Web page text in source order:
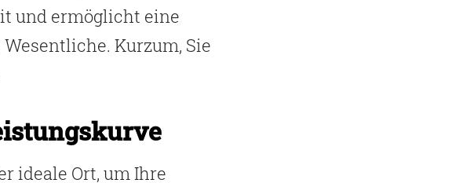
und ermöglicht eine
Kurzum, Sie
ideale Ort, um Ihre